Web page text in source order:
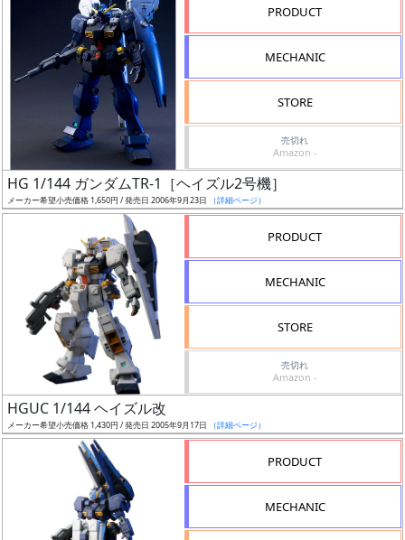
グ
レ
ル
PRODUCT
MECHANIC
STORE
売切れ
Amazon -
HG 1/144 ガンダムTR-1［ヘイズル2号機］
メーカー希望小売価格 1,650円 / 発売日 2006年9月23日 （詳細ページ）
PRODUCT
MECHANIC
STORE
売切れ
Amazon -
HGUC 1/144 ヘイズル改
メーカー希望小売価格 1,430円 / 発売日 2005年9月17日 （詳細ページ）
PRODUCT
MECHANIC